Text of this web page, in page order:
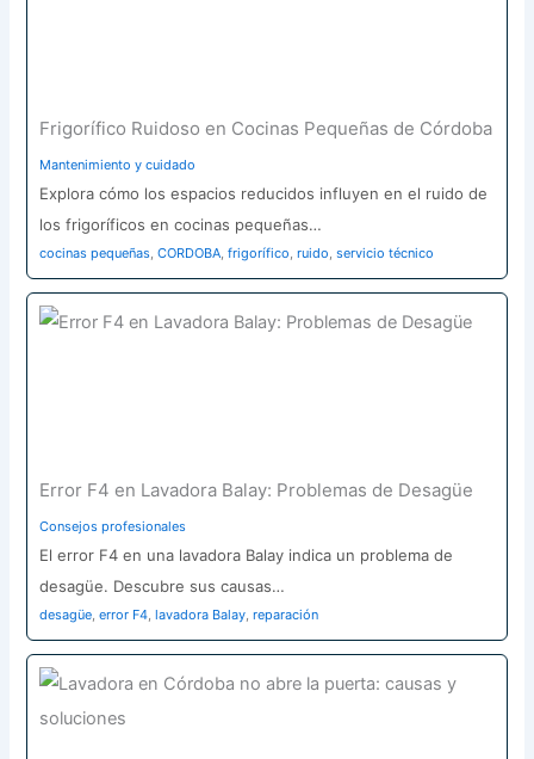
Frigorífico Ruidoso en Cocinas Pequeñas de Córdoba
Mantenimiento y cuidado
Explora cómo los espacios reducidos influyen en el ruido de
los frigoríficos en cocinas pequeñas…
cocinas pequeñas,CORDOBA,frigorífico,ruido,servicio técnico
Error F4 en Lavadora Balay: Problemas de Desagüe
Consejos profesionales
El error F4 en una lavadora Balay indica un problema de
desagüe. Descubre sus causas…
desagüe,error F4,lavadora Balay,reparación